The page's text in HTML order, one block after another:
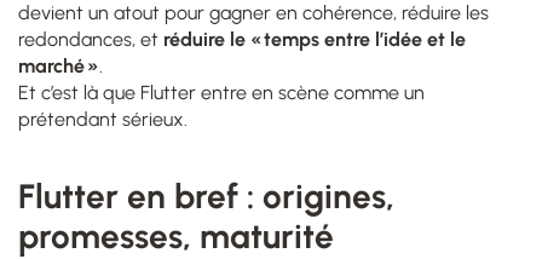
devient un atout pour gagner en cohérence, réduire les
redondances, et réduire le « temps entre l’idée et le
marché ».
Et c’est là que Flutter entre en scène comme un
prétendant sérieux.
Flutter en bref : origines,
promesses, maturité